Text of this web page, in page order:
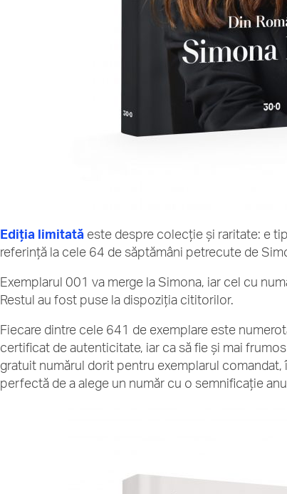
Ediția limitată este despre colecție și raritate: e
referință la cele 64 de săptămâni petrecute de
Exemplarul 001 va merge la Simona, iar cel cu
Restul au fost puse la dispoziția cititorilor.
Fiecare dintre cele 641 de exemplare este
certificat de autenticitate, iar ca să fie și mai
gratuit numărul dorit pentru exemplarul
perfectă de a alege un număr cu o semnificație